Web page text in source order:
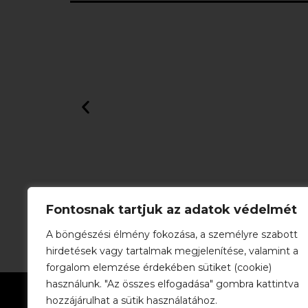
Fontosnak tartjuk az adatok védelmét
A böngészési élmény fokozása, a személyre szabott
hirdetések vagy tartalmak megjelenítése, valamint a
forgalom elemzése érdekében sütiket (cookie)
használunk. "Az összes elfogadása" gombra kattintva
hozzájárulhat a sütik használatához.
Információ:RólunkÁSZFImpresszum